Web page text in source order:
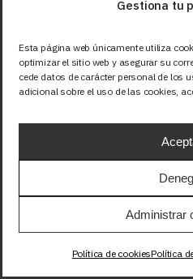
Gestiona tu
Esta página web únicamente utiliza
optimizar el sitio web y asegurar su
cede datos de carácter personal de los
adicional sobre el uso de las cookies,
Administrar
Política de cookiesPolítica
Fábrica & Showroom
Calle Santuario de la luz, 11
Horario
07:00-14:00
Sábado y domingo: